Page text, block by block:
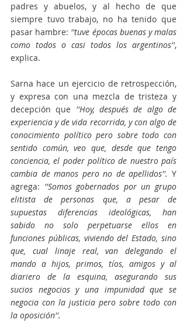
padres y abuelos, y al hecho de que
siempre tuvo trabajo, no ha tenido que
pasar hambre: ''tuve épocas buenas y malas
como todos o casi todos los argentinos'',
explica.
Sarna hace un ejercicio de retrospección,
y expresa con una mezcla de tristeza y
decepción que ''Hoy, después de algo de
experiencia y de vida recorrida, y con algo de
conocimiento político pero sobre todo con
sentido común, veo que, desde que tengo
conciencia, el poder político de nuestro país
cambia de manos pero no de apellidos''. Y
agrega: ''Somos gobernados por un grupo
elitista de personas que, a pesar de
supuestas diferencias ideológicas, han
sabido no solo perpetuarse ellos en
funciones públicas, viviendo del Estado, sino
que, cual linaje real, van delegando el
mando a hijos, primos, tíos, amigos y al
diariero de la esquina, asegurando sus
sucios negocios y una impunidad que se
negocia con la justicia pero sobre todo con
la oposición''.